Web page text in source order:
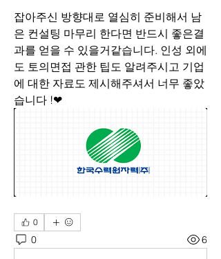
잡아주신 방향대로 열심히 준비해서 남
은 컨설팅 마무리 한다면 반드시 좋은결
과를 얻을 수 있을거같습니다. 인성 외에
도 토의면접 관한 팁도 알려주시고 기업
에 대한 자료도 제시해주셔서 너무 좋았
습니다 !❤
0
0 6